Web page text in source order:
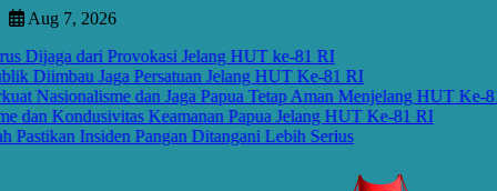
Skip
content
Aug 7, 2026
dari Provokasi Jelang HUT ke-81 RI
Jaga Persatuan Jelang HUT Ke-81 RI
dan Jaga Papua Tetap Aman Menjelang HUT Ke-81 RI
Keamanan Papua Jelang HUT Ke-81 RI
Insiden Pangan Ditangani Lebih Serius